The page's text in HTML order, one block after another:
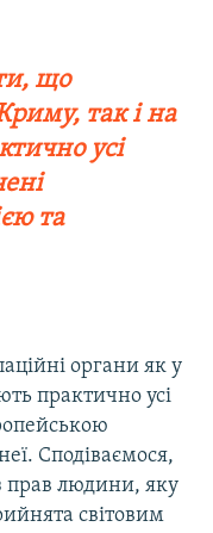
що
так і на
усі
та
органи як у
практично усі
Сподіваємося,
прав людини, яку
світовим